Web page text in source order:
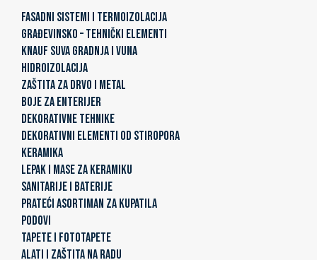
FASADNI SISTEMI I TERMOIZOLACIJA
GRAĐEVINSKO – TEHNIČKI ELEMENTI
KNAUF SUVA GRADNJA I VUNA
HIDROIZOLACIJA
ZAŠTITA ZA DRVO I METAL
BOJE ZA ENTERIJER
DEKORATIVNE TEHNIKE
DEKORATIVNI ELEMENTI OD STIROPORA
KERAMIKA
LEPAK I MASE ZA KERAMIKU
SANITARIJE I BATERIJE
PRATEĆI ASORTIMAN ZA KUPATILA
PODOVI
TAPETE I FOTOTAPETE
ALATI I ZAŠTITA NA RADU